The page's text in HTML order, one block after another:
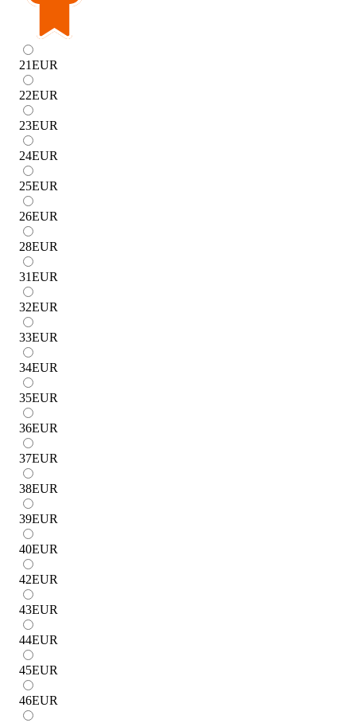
21EUR
22EUR
23EUR
24EUR
25EUR
26EUR
28EUR
31EUR
32EUR
33EUR
34EUR
35EUR
36EUR
37EUR
38EUR
39EUR
40EUR
42EUR
43EUR
44EUR
45EUR
46EUR